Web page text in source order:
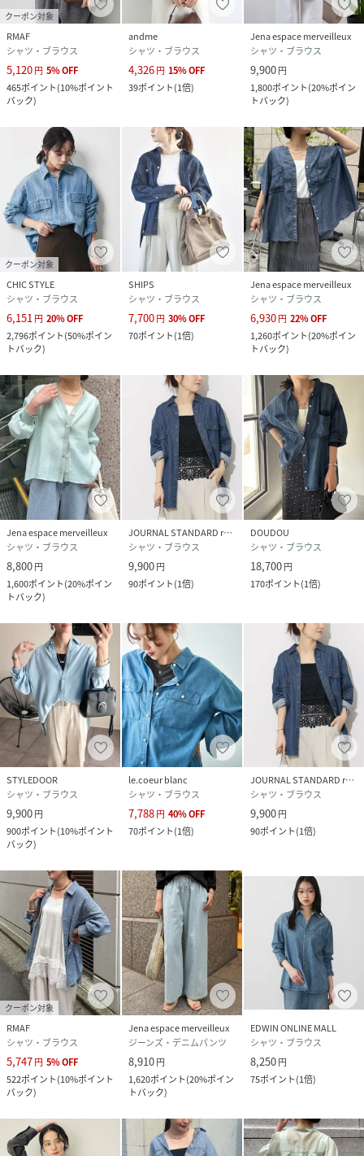
・お気に入り登録した商品はメニューの「♡お気に入り」ボ
タンから、一覧表示することができます。
・商品の再入荷・在庫ラスト1点などの情報を受け取ること
ができます。
・値下げやクーポン情報を受け取ることができます。
スマートフォンの場合・・・商品画像右上に表示されている
「♡」をタップしてください。
パソコンの場合・・・「カートに入れる」ボタン横に表示さ
れている「♡」をクリックしてください。
ーPALCLOSETアプリのブランドフォローがおすすめですー
・新商品やお得な情報をいち早くcheckする事が出来ます。
・スタッフコーディネートや店舗ごとのブログをお楽しみ頂
けます。
__________________________________
※取り扱いについては、商品についている品質表示でご確認
※照明の関係により、実際よりも色味が違って見える場合が
あります。
またパソコン・スマートフォンなどの環境により、若干製品
と画像のカラーが異なる場合もございます。予めご了承くだ
さい。
※詳細画像の色合いをご参照ください。予めご了承くださ
い。
性別タイプ レディース
原産国
素材 再生繊維(セルロース)100%
サイズ 1、F
品番
PH0668_GOZ1052104A0001
(GOZ1052104A0001-1-9 PH0668
クーポン対象
RMAF
シャツ・ブラウス
5,120円 5%OFF
465ポイント(10%ポイント
バック)
andme
シャツ・ブラウス
4,326円 15%OFF
39ポイント(1倍)
Jena espace merveilleux
シャツ・ブラウス
9,900円
1,800ポイント(20%ポイン
トバック)
クーポン対象
CHIC STYLE
シャツ・ブラウス
6,151円 20%OFF
2,796ポイント(50%ポイン
トバック)
SHIPS
シャツ・ブラウス
7,700円 30%OFF
70ポイント(1倍)
Jena espace merveilleux
シャツ・ブラウス
6,930円 22%OFF
1,260ポイント(20%ポイン
トバック)
Jena espace merveilleux
シャツ・ブラウス
8,800円
1,600ポイント(20%ポイン
トバック)
JOURNAL STANDARD relume
シャツ・ブラウス
9,900円
90ポイント(1倍)
DOUDOU
シャツ・ブラウス
18,700円
170ポイント(1倍)
STYLEDOOR
シャツ・ブラウス
9,900円
900ポイント(10%ポイント
バック)
le.coeur blanc
シャツ・ブラウス
7,788円 40%OFF
70ポイント(1倍)
JOURNAL STANDARD relume
シャツ・ブラウス
9,900円
90ポイント(1倍)
クーポン対象
RMAF
シャツ・ブラウス
5,747円 5%OFF
522ポイント(10%ポイント
バック)
Jena espace merveilleux
ジーンズ・デニムパンツ
8,910円
1,620ポイント(20%ポイン
トバック)
EDWIN ONLINE MALL
シャツ・ブラウス
8,250円
75ポイント(1倍)